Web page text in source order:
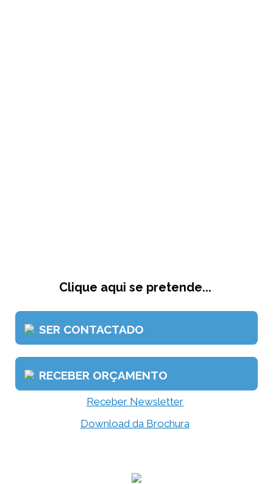
Clique aqui se pretende...
SER CONTACTADO
RECEBER ORÇAMENTO
Receber Newsletter
Download da Brochura